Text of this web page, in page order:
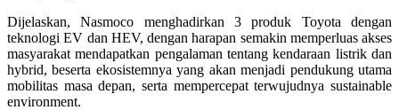
Dijelaskan, Nasmoco menghadirkan 3 produk Toyota dengan
teknologi EV dan HEV, dengan harapan semakin memperluas akses
masyarakat mendapatkan pengalaman tentang kendaraan listrik dan
hybrid, beserta ekosistemnya yang akan menjadi pendukung utama
mobilitas masa depan, serta mempercepat terwujudnya sustainable
environment.